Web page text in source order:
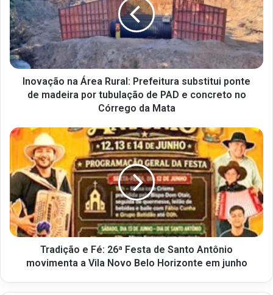
Inovação na Área Rural: Prefeitura substitui ponte
de madeira por tubulação de PAD e concreto no
Córrego da Mata
Tradição e Fé: 26ª Festa de Santo Antônio
movimenta a Vila Novo Belo Horizonte em junho